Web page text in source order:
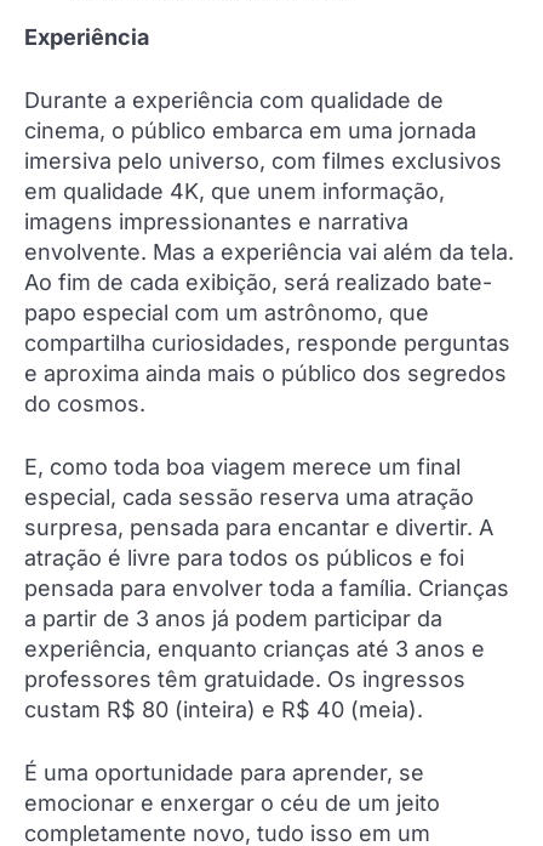
Experiência
Durante a experiência com qualidade de
cinema, o público embarca em uma jornada
imersiva pelo universo, com filmes exclusivos
em qualidade 4K, que unem informação,
imagens impressionantes e narrativa
envolvente. Mas a experiência vai além da tela.
Ao fim de cada exibição, será realizado bate-
papo especial com um astrônomo, que
compartilha curiosidades, responde perguntas
e aproxima ainda mais o público dos segredos
do cosmos.
E, como toda boa viagem merece um final
especial, cada sessão reserva uma atração
surpresa, pensada para encantar e divertir. A
atração é livre para todos os públicos e foi
pensada para envolver toda a família. Crianças
a partir de 3 anos já podem participar da
experiência, enquanto crianças até 3 anos e
professores têm gratuidade. Os ingressos
custam R$ 80 (inteira) e R$ 40 (meia).
É uma oportunidade para aprender, se
emocionar e enxergar o céu de um jeito
completamente novo, tudo isso em um